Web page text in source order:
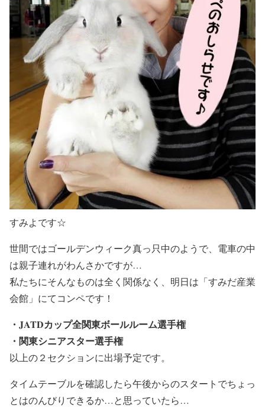
すみよです☆
世間ではゴールデンウィーク真っ只中のようで、電車の中
は親子連れがわんさかですが…
私たちにそんなものは全く関係なく、明日は「すみだ産業
会館」にてコンペです！
・JATDカップ全関東ボールルーム選手権
・関東シニアスター選手権
以上の２セクションに出場予定です。
タイムテーブルを確認したら午後からのスタートでちょっ
とはのんびりできるか…と思っていたら…